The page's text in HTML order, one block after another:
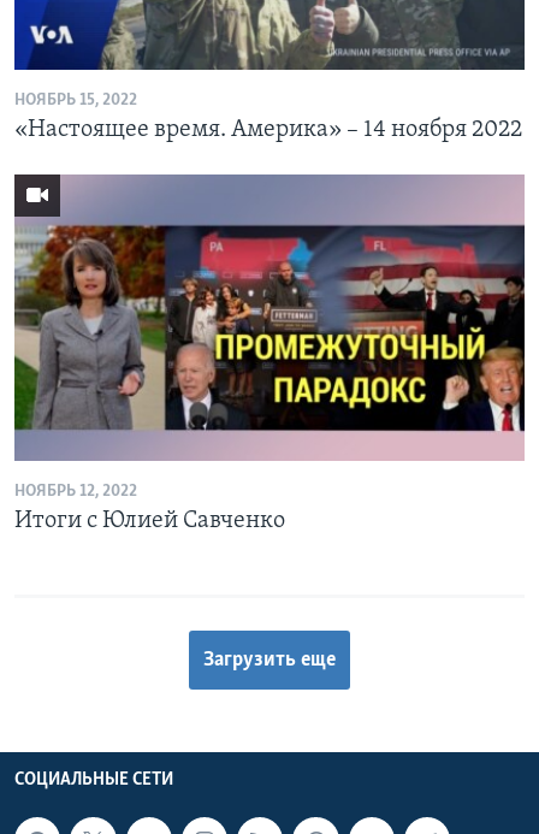
НОЯБРЬ 15, 2022
«Настоящее время. Америка» – 14 ноября 2022
НОЯБРЬ 12, 2022
Итоги с Юлией Савченко
Загрузить еще
СОЦИАЛЬНЫЕ СЕТИ